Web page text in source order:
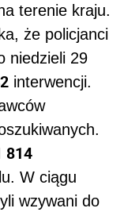
terenie kraju.
że policjanci
niedzieli 29
interwencji.
814
W ciągu
wzywani do